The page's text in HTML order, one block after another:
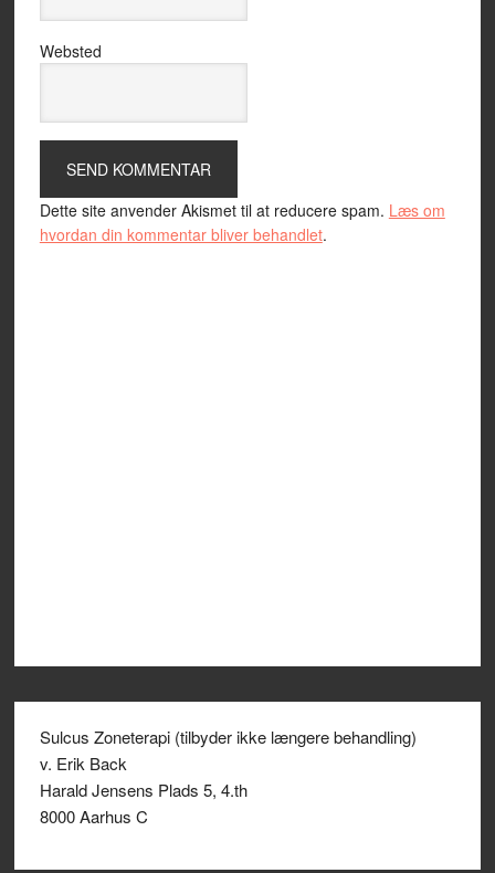
Websted
Dette site anvender Akismet til at reducere spam. Læs om
hvordan din kommentar bliver behandlet.
Sulcus Zoneterapi (tilbyder ikke længere behandling)
v. Erik Back
Harald Jensens Plads 5, 4.th
8000 Aarhus C